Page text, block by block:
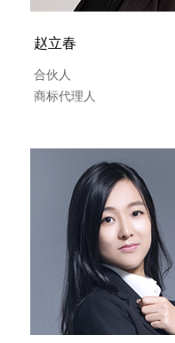
赵立春
合伙人
商标代理人